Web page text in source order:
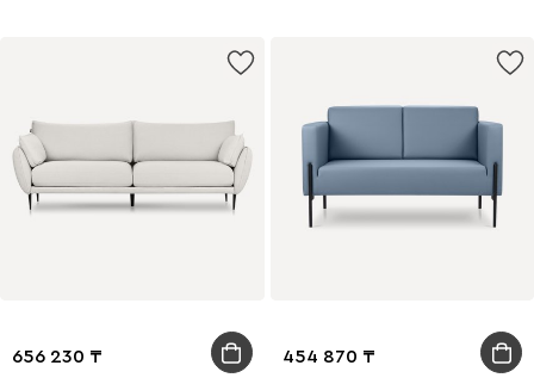
656 230 454 870